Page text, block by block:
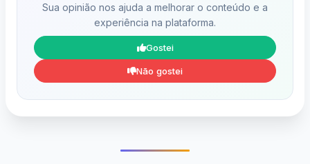
Sua opinião nos ajuda a melhorar o conteúdo e a
experiência na plataforma.
Gostei
Não gostei